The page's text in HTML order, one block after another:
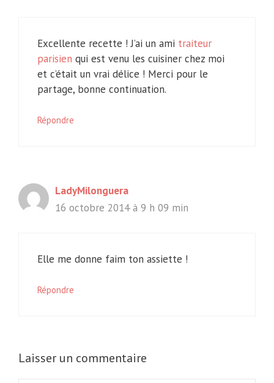
Excellente recette ! J’ai un ami traiteur
parisien qui est venu les cuisiner chez moi
et c’était un vrai délice ! Merci pour le
partage, bonne continuation.
Répondre
LadyMilonguera
16 octobre 2014 à 9 h 09 min
Elle me donne faim ton assiette !
Répondre
Laisser un commentaire